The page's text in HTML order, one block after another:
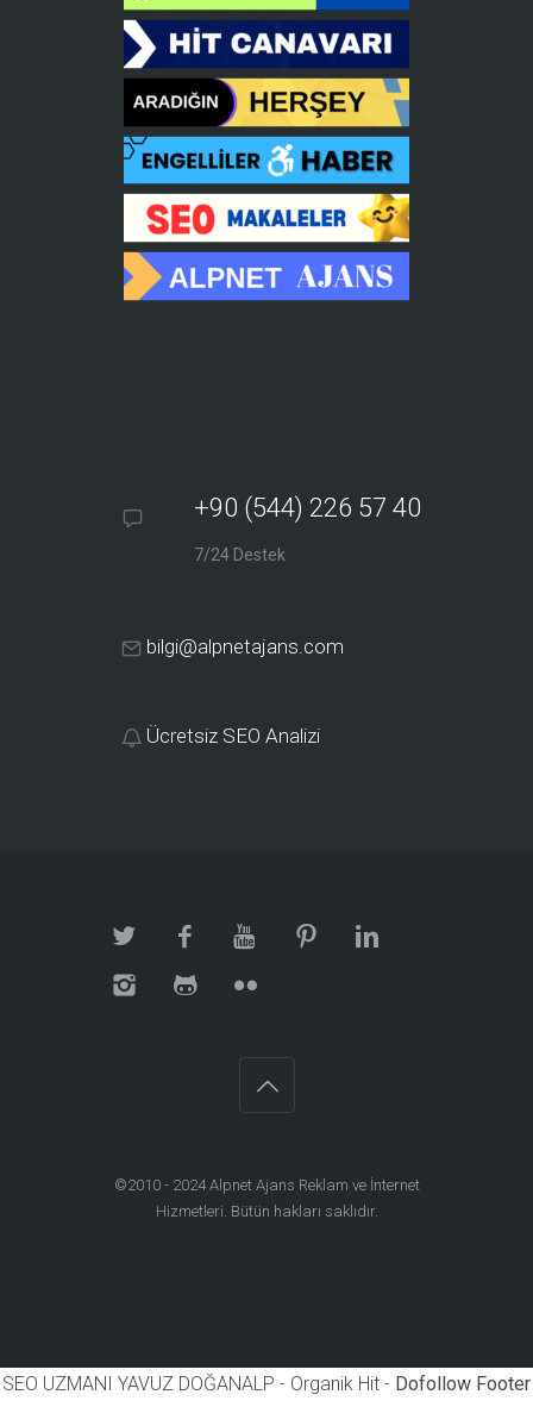
+90 (544) 226 57 40
7/24 Destek
bilgi@alpnetajans.com
Ücretsiz SEO Analizi
©2010 - 2024Alpnet Ajans Reklam ve İnternet
Hizmetleri . Bütün hakları saklıdır.
SEO UZMANI YAVUZ DOĞANALP - Organik Hit - Dofollow Footer